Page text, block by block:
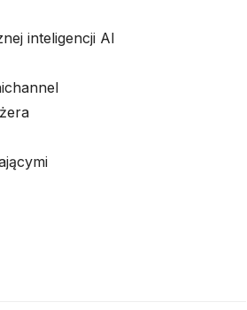
inteligencji AI